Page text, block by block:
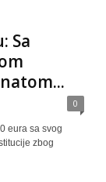
Sa
0
eura sa svog
zbog